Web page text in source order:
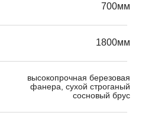
700мм
1800мм
высокопрочная березовая
фанера, сухой строганый
сосновый брус